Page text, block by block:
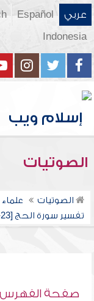
عربي Español
Indonesia
الصوتيات
الصوتيات
تفسير سورة الحج [23-25]
صفحة الفهرس